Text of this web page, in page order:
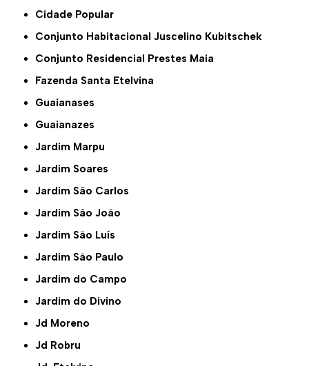
Cidade Popular
Conjunto Habitacional Juscelino Kubitschek
Conjunto Residencial Prestes Maia
Fazenda Santa Etelvina
Guaianases
Guaianazes
Jardim Marpu
Jardim Soares
Jardim São Carlos
Jardim São João
Jardim São Luís
Jardim São Paulo
Jardim do Campo
Jardim do Divino
Jd Moreno
Jd Robru